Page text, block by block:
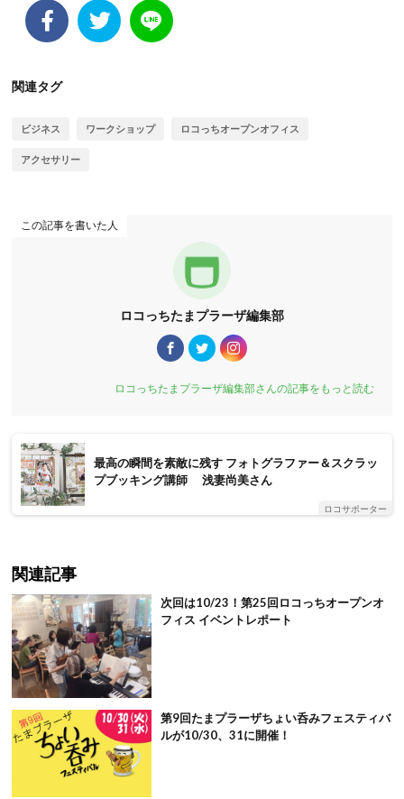
関連タグ
ビジネス ワークショップ ロコっちオープンオフィス
アクセサリー
この記事を書いた人
ロコっちたまプラーザ編集部
ロコっちたまプラーザ編集部さんの記事をもっと読む
最高の瞬間を素敵に残す フォトグラファー＆スクラッ
プブッキング講師 浅妻尚美さん
ロコサポーター
関連記事
次回は10/23！第25回ロコっちオープンオ
フィス イベントレポート
第9回たまプラーザちょい呑みフェスティバ
ルが10/30、31に開催！